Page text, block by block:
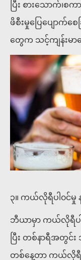
ပြီး စားသောက်၊စ
ဖိစီးမှုပြေပျောက်စ
တွေက သင့်ကျန်းမာ
၃။ ကယ်လိုရီပါ၀င်မှု န
ဘီယာမှာ ကယ်လိုရီပါ
ပြီး တစ်နာရီအတွ
တစ်နေ့တာ ကယ်လိုရီ